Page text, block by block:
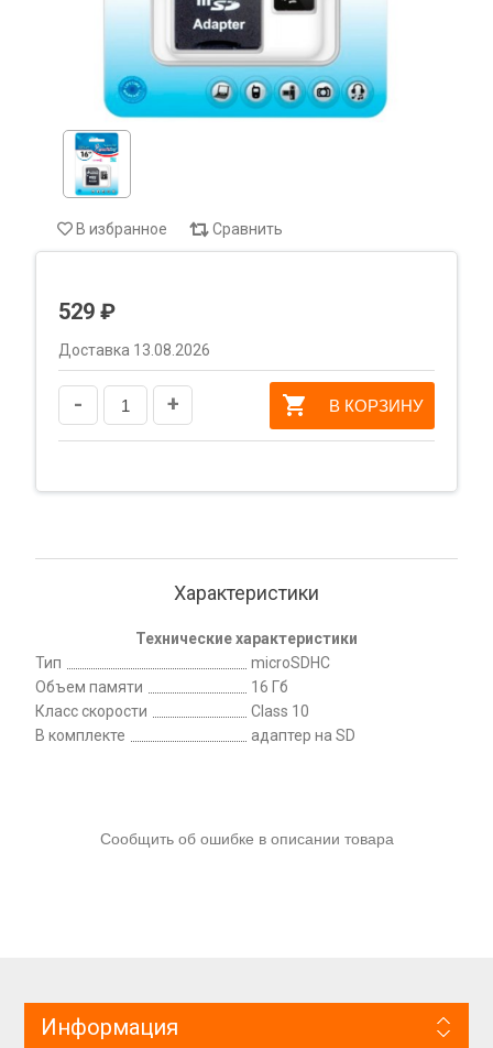
В избранное Сравнить
529 ₽
Доставка 13.08.2026
- + В КОРЗИНУ
Характеристики
Технические характеристики
Тип
microSDHC
Объем памяти
16 Гб
Класс скорости
Class 10
В комплекте
адаптер на SD
Сообщить об ошибке в описании товара
Информация